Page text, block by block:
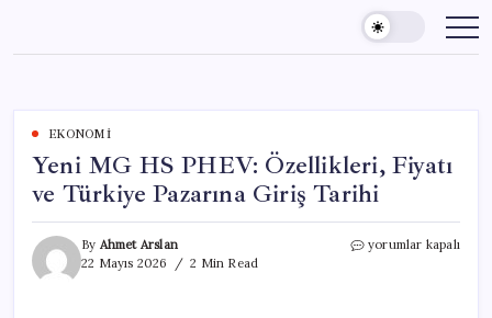
content
EKONOMI
Yeni MG HS PHEV: Özellikleri, Fiyatı
ve Türkiye Pazarına Giriş Tarihi
By Ahmet Arslan
22 Mayıs 2026
2 Min Read
Yeni
yorumlar kapalı